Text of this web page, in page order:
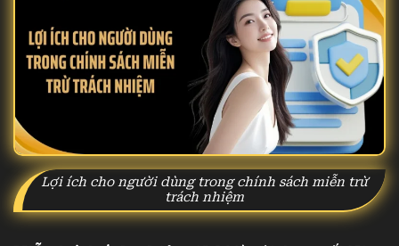
Lợi ích cho người dùng trong chính sách miễn trừ
trách nhiệm